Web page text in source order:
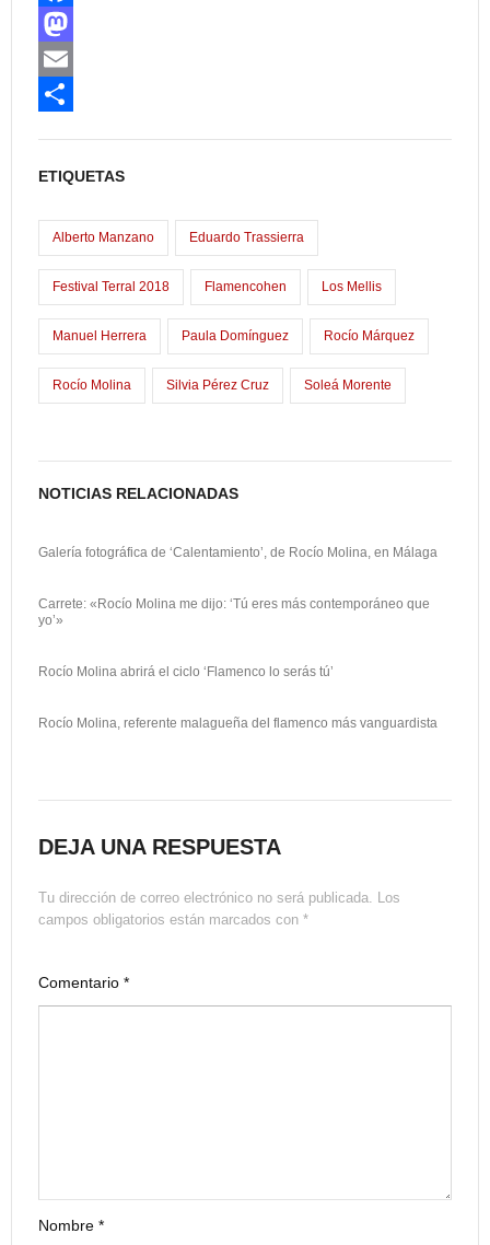
F
a
c
k
M
a
o
n
E
a
r
i
r
ETIQUETAS
Alberto Manzano Eduardo Trassierra
Festival Terral 2018 Flamencohen Los Mellis
Manuel Herrera Paula Domínguez Rocío Márquez
Rocío Molina Silvia Pérez Cruz Soleá Morente
NOTICIAS RELACIONADAS
Galería fotográfica de ‘Calentamiento’, de Rocío Molina, en Málaga
Carrete: «Rocío Molina me dijo: ‘Tú eres más contemporáneo que
yo’»
Rocío Molina abrirá el ciclo ‘Flamenco lo serás tú’
Rocío Molina, referente malagueña del flamenco más vanguardista
DEJA UNA RESPUESTA
Tu dirección de correo electrónico no será publicada. Los
campos obligatorios están marcados con *
Comentario *
Nombre *